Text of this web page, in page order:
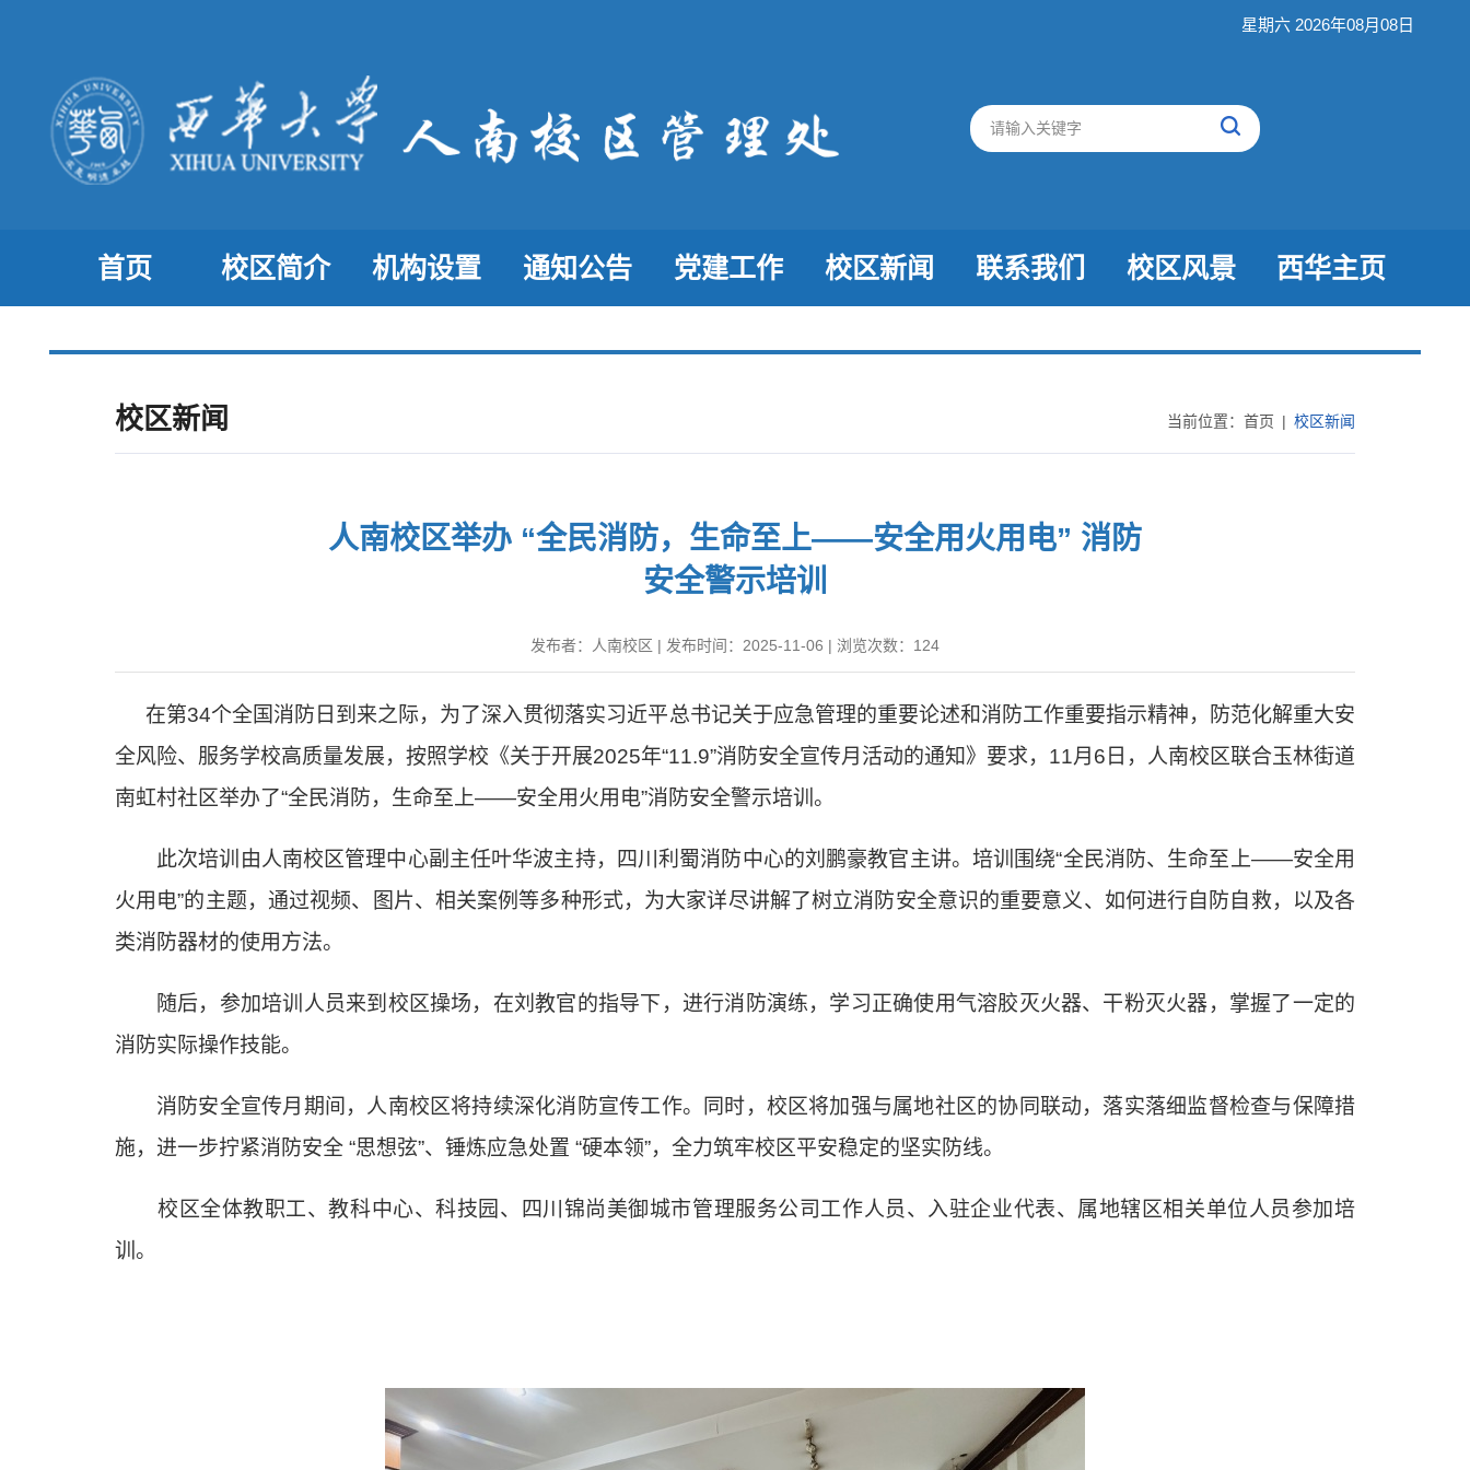
星期六 2026年08月08日
首页 校区简介 机构设置 通知公告 党建工作 校区新闻 联系我们 校区风景 西华主页
当前位置： 首页 | 校区新闻
校区新闻
人南校区举办 “全民消防，生命至上——安全用火用电” 消防
安全警示培训
发布者：人南校区 | 发布时间：2025-11-06 | 浏览次数： 124
在第34个全国消防日到来之际，为了深入贯彻落实习近平总书记关于应急管理的重要论述和消防工作重要指示精神，防范化解重大安
全风险、服务学校高质量发展，按照学校《关于开展2025年“11.9”消防安全宣传月活动的通知》要求， 11月 6 日，人南校区联合玉林街道
南虹村社区举办了“全民消防，生命至上——安全用火用电”消防安全警示培训。
此次培训由人南校区管理中心副主任叶华波主持，四川利蜀消防中心的刘鹏豪教官主讲。培训围绕“全民消防、生命至上——安全用
火用电”的主题，通过视频、图片、相关案例等多种形式，为大家详尽讲解了树立消防安全意识的重要意义、如何进行自防自救，以及各
类消防器材的使用方法。
随后，参加培训人员来到校区操场，在刘教官的指导下，进行消防演练，学习正确使用气溶胶灭火器、干粉灭火器，掌握了一定的
消防实际操作技能。
消防安全宣传月期间，人南校区将持续深化消防宣传工作。同时，校区将加强与属地社区的协同联动，落实落细监督检查与保障措
施，进一步拧紧消防安全 “思想弦”、锤炼应急处置 “硬本领”，全力筑牢校区平安稳定的坚实防线。
校区全体教职工、教科中心、科技园、四川锦尚美御城市管理服务公司工作人员、入驻企业代表、属地辖区相关单位人员参加培
训。